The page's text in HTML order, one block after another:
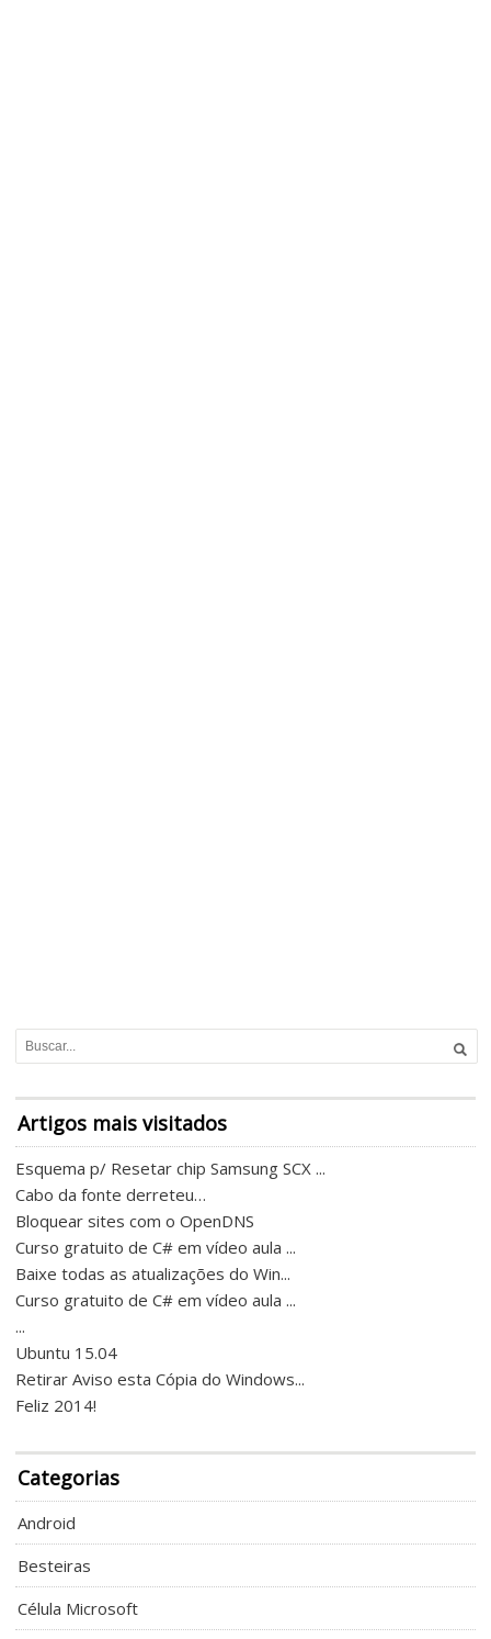
Artigos mais visitados
Esquema p/ Resetar chip Samsung SCX ...
Cabo da fonte derreteu…
Bloquear sites com o OpenDNS
Curso gratuito de C# em vídeo aula ...
Baixe todas as atualizações do Win...
Curso gratuito de C# em vídeo aula ...
...
Ubuntu 15.04
Retirar Aviso esta Cópia do Windows...
Feliz 2014!
Categorias
Android
Besteiras
Célula Microsoft